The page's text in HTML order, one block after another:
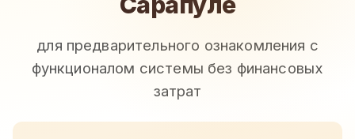
для предварительного ознакомления с
функционалом системы без финансовых
затрат